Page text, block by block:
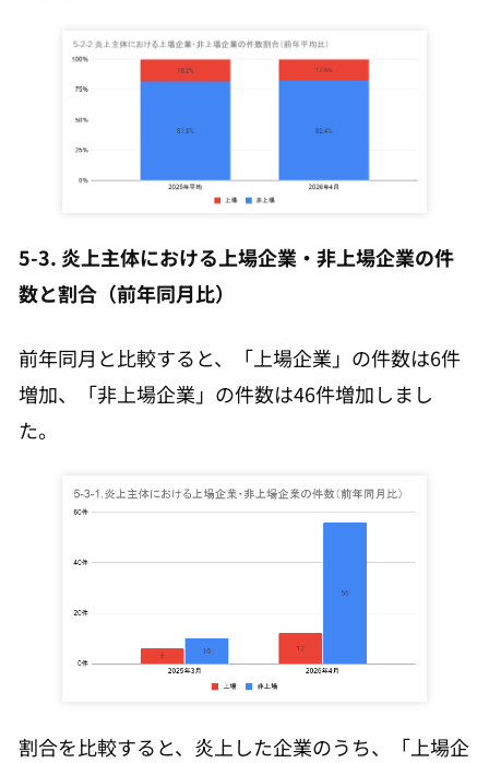
5-3. 炎上主体における上場企業・非上場企業の件
数と割合（前年同月比）
前年同月と比較すると、「上場企業」の件数は6件
増加、「非上場企業」の件数は46件増加しまし
た。
割合を比較すると、炎上した企業のうち、「上場企